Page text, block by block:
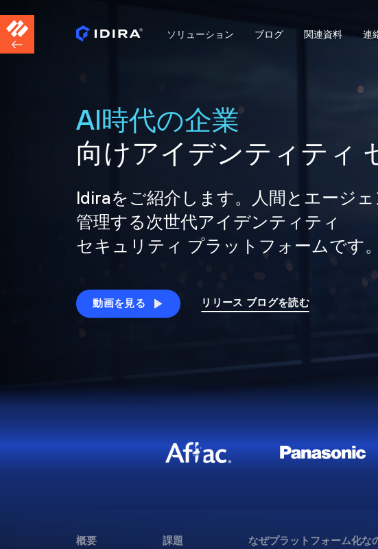
ソリューション ブログ 関連資料 連
AI時代の企業
向けアイデンティティ
Idiraをご紹介します。人間とエージェ
管理する次世代アイデンティティ
セキュリティ プラットフォームです。
動画を見る リリース ブログを読む
概要 課題 なぜプラットフォーム化な